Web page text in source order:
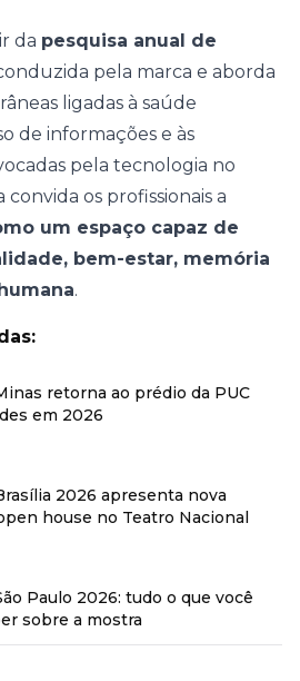
da pesquisa anual de
pela marca e aborda
ligadas à saúde
de informações e às
pela tecnologia no
os profissionais a
um espaço capaz de
bem-estar, memória
.
retorna ao prédio da PUC
em 2026
2026 apresenta nova
house no Teatro Nacional
Paulo 2026: tudo o que você
sobre a mostra